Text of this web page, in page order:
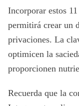
Incorporar estos
permitirá crear un
privaciones. La
optimicen la
proporcionen
Recuerda que la